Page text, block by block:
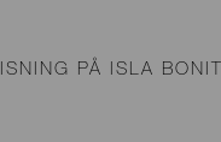
PÅ ISLA